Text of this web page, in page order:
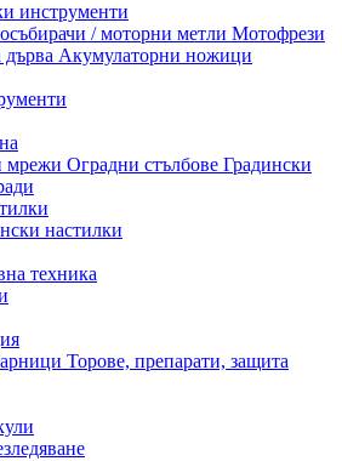
инструменти
/ моторни метли Мотофрези
дърва Акумулаторни ножици
мрежи Оградни стълбове Градински
настилки
техника
Торове, препарати, защита